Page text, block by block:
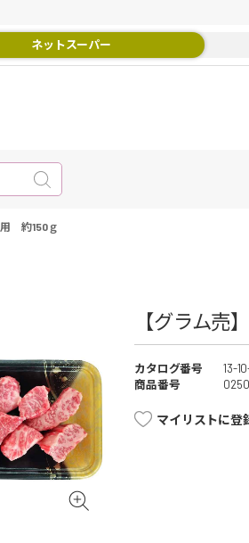
ネットスーパー
用 約150ｇ
【グラム売
カタログ番号
13-
商品番号
マイリストに登